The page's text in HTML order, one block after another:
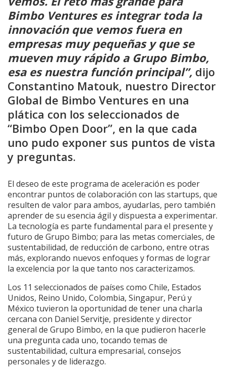
Bimbo Ventures es integrar toda la
innovación que vemos fuera en
empresas muy pequeñas y que se
mueven muy rápido a Grupo Bimbo,
esa es nuestra función principal”, dijo
Constantino Matouk, nuestro Director
Global de Bimbo Ventures en una
plática con los seleccionados de
“Bimbo Open Door”, en la que cada
uno pudo exponer sus puntos de vista
y preguntas.
El deseo de este programa de aceleración es poder
encontrar puntos de colaboración con las startups, que
resulten de valor para ambos, ayudarlas, pero también
aprender de su esencia ágil y dispuesta a experimentar.
La tecnología es parte fundamental para el presente y
futuro de Grupo Bimbo; para las metas comerciales, de
sustentabilidad, de reducción de carbono, entre otras
más, explorando nuevos enfoques y formas de lograr
la excelencia por la que tanto nos caracterizamos.
Los 11 seleccionados de países como Chile, Estados
Unidos, Reino Unido, Colombia, Singapur, Perú y
México tuvieron la oportunidad de tener una charla
cercana con Daniel Servitje, presidente y director
general de Grupo Bimbo, en la que pudieron hacerle
una pregunta cada uno, tocando temas de
sustentabilidad, cultura empresarial, consejos
personales y de liderazgo.